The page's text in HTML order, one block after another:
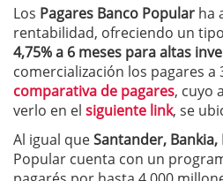
Los Pagares Banco Popular ha
rentabilidad, ofreciendo un
4,75% a 6 meses para altas
comercialización los pagares a
comparativa de pagares, cuyo
verlo en el siguiente link, se
Al igual queSantander, Bankia,
Popular cuenta con un